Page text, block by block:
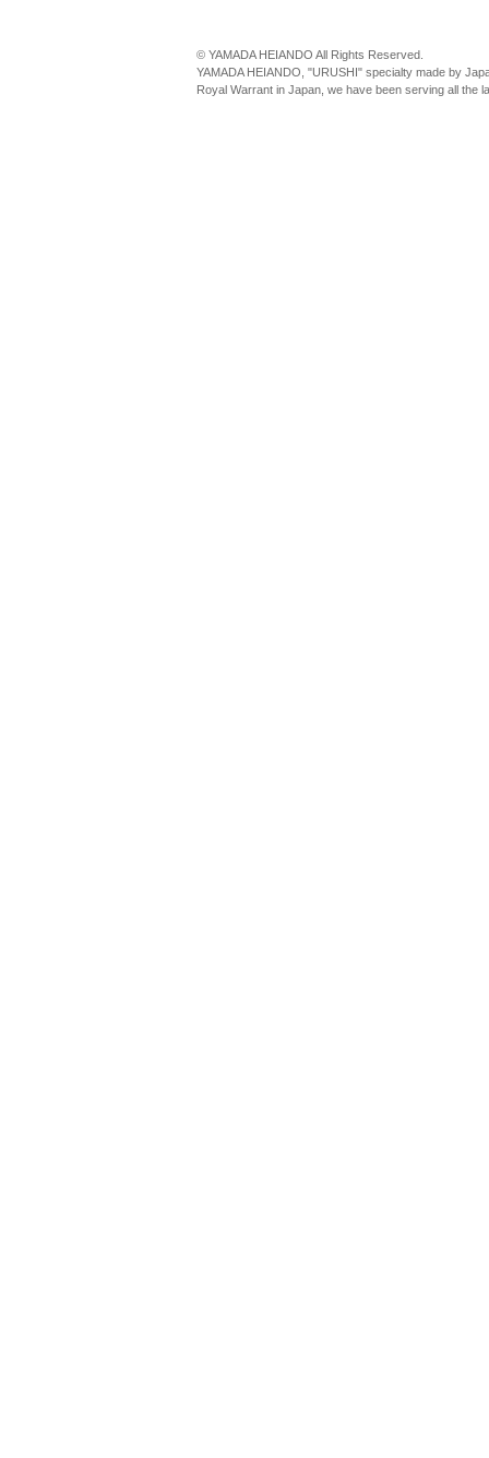
© YAMADA HEIANDO All Rights Reserved.
YAMADA HEIANDO, "URUSHI" specialty made by
Royal Warrant in Japan, we have been serving all the